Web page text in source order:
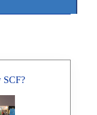
SCF?